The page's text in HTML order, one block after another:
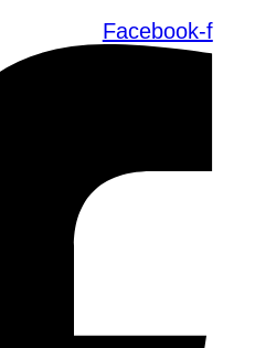
Facebook-f